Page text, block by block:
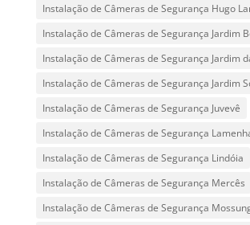
Instalação de Câmeras de Segurança Hugo
Instalação de Câmeras de Segurança Jardim
Instalação de Câmeras de Segurança Jardim
Instalação de Câmeras de Segurança Jardim
Instalação de Câmeras de Segurança Juvevê
Instalação de Câmeras de Segurança
Instalação de Câmeras de Segurança Lindóia
Instalação de Câmeras de Segurança Mercês
Instalação de Câmeras de Segurança